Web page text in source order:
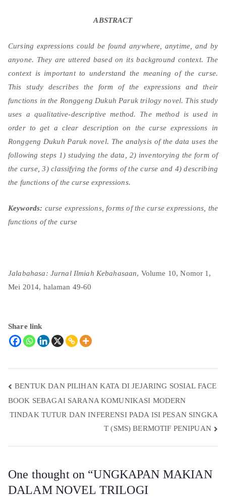
ABSTRACT
Cursing expressions could be found anywhere, anytime, and by
anyone. They are uttered based on its background context. The
context is important to understand the meaning of the curse.
This study describes the form of the expressions and their
functions in the Ronggeng Dukuh Paruk trilogy novel. This study
uses a qualitative-descriptive method. The method is used in
order to get a clear description on the curse expressions in
Ronggeng Dukuh Paruk novel. The analysis of the data uses the
following steps 1) studying the data, 2) inventorying the form of
the curse, 3) classifying the forms of the curse and 4) describing
the functions of the curse expressions.
Keywords: curse expressions, forms of the curse expressions, the
functions of the curse
Jalabahasa: Jurnal Ilmiah Kebahasaan, Volume 10, Nomor 1,
Mei 2014, halaman 49-60
Share link
BENTUK DAN PILIHAN KATA DI JEJARING SOSIAL FACE
BOOK SEBAGAI SARANA KOMUNIKASI MODERN
TINDAK TUTUR DAN INFERENSI PADA ISI PESAN SINGKA
T (SMS) BERMOTIF PENIPUAN
One thought on “UNGKAPAN MAKIAN
DALAM NOVEL TRILOGI